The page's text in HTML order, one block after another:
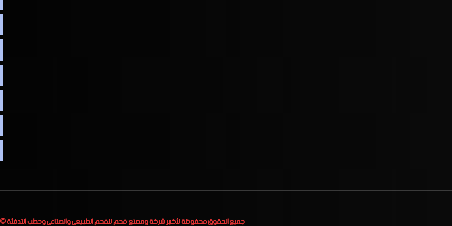
جميع الحقوق محفوظة لأكبرشركة ومصنع فحم للفحم الطبيعي والصناعي وحطب التدفئة© 2023